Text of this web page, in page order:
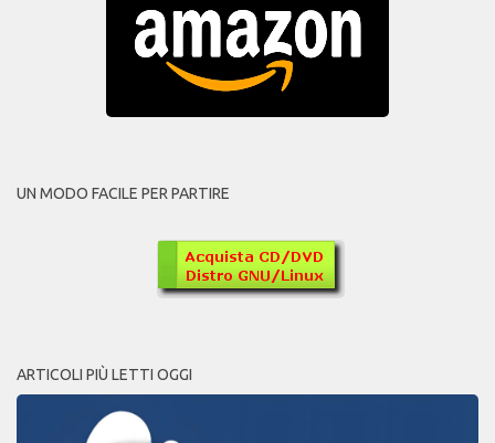
UN MODO FACILE PER PARTIRE
ARTICOLI PIÙ LETTI OGGI